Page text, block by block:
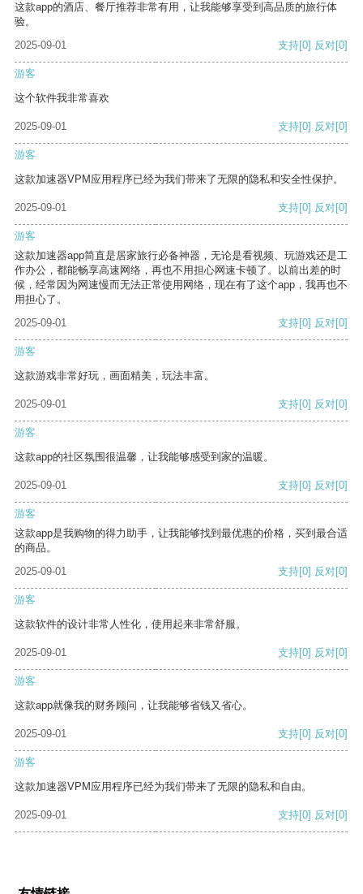
这款app的酒店、餐厅推荐非常有用，让我能够享受到高品质的旅行体
验。
2025-09-01
支持[0] 反对[0]
游客
这个软件我非常喜欢
2025-09-01 支持[0] 反对[0]
游客
这款加速器VPM应用程序已经为我们带来了无限的隐私和安全性保护。
2025-09-01 支持[0] 反对[0]
游客
这款加速器app简直是居家旅行必备神器，无论是看视频、玩游戏还是工
作办公，都能畅享高速网络，再也不用担心网速卡顿了。以前出差的时
候，经常因为网速慢而无法正常使用网络，现在有了这个app，我再也不
用担心了。
2025-09-01
支持[0] 反对[0]
游客
这款游戏非常好玩，画面精美，玩法丰富。
2025-09-01 支持[0] 反对[0]
游客
这款app的社区氛围很温馨，让我能够感受到家的温暖。
2025-09-01 支持[0] 反对[0]
游客
这款app是我购物的得力助手，让我能够找到最优惠的价格，买到最合适
的商品。
2025-09-01
支持[0] 反对[0]
游客
这款软件的设计非常人性化，使用起来非常舒服。
2025-09-01 支持[0] 反对[0]
游客
这款app就像我的财务顾问，让我能够省钱又省心。
2025-09-01 支持[0] 反对[0]
游客
这款加速器VPM应用程序已经为我们带来了无限的隐私和自由。
2025-09-01 支持[0] 反对[0]